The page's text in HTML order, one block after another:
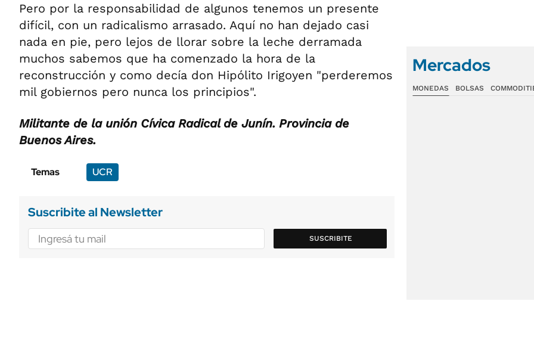
Pero por la responsabilidad de algunos tenemos un presente
difícil, con un radicalismo arrasado. Aquí no han dejado casi
nada en pie, pero lejos de llorar sobre la leche derramada
muchos sabemos que ha comenzado la hora de la
reconstrucción y como decía don Hipólito Irigoyen "perderemos
mil gobiernos pero nunca los principios".
Militante de la unión Cívica Radical de Junín. Provincia de
Buenos Aires.
Temas UCR
Suscribite al Newsletter
SUSCRIBITE
Mercados
MONEDAS BOLSAS